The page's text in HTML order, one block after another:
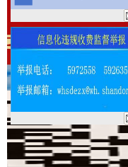
领导班子
办学成果
办学理念
历史沿革
历任领导